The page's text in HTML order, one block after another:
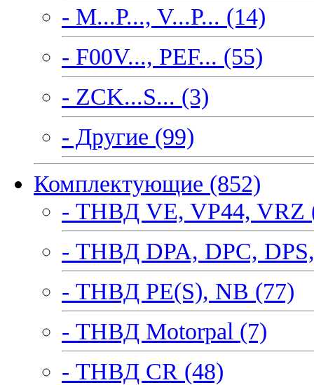
- M...P..., V...P... (14)
- F00V..., PEF... (55)
- ZCK...S... (3)
- Другие (99)
Комплектующие (852)
- ТНВД VE, VP44, VRZ
- ТНВД DPA, DPC,
- ТНВД PE(S), NB (77)
- ТНВД Motorpal (7)
- ТНВД CR (48)